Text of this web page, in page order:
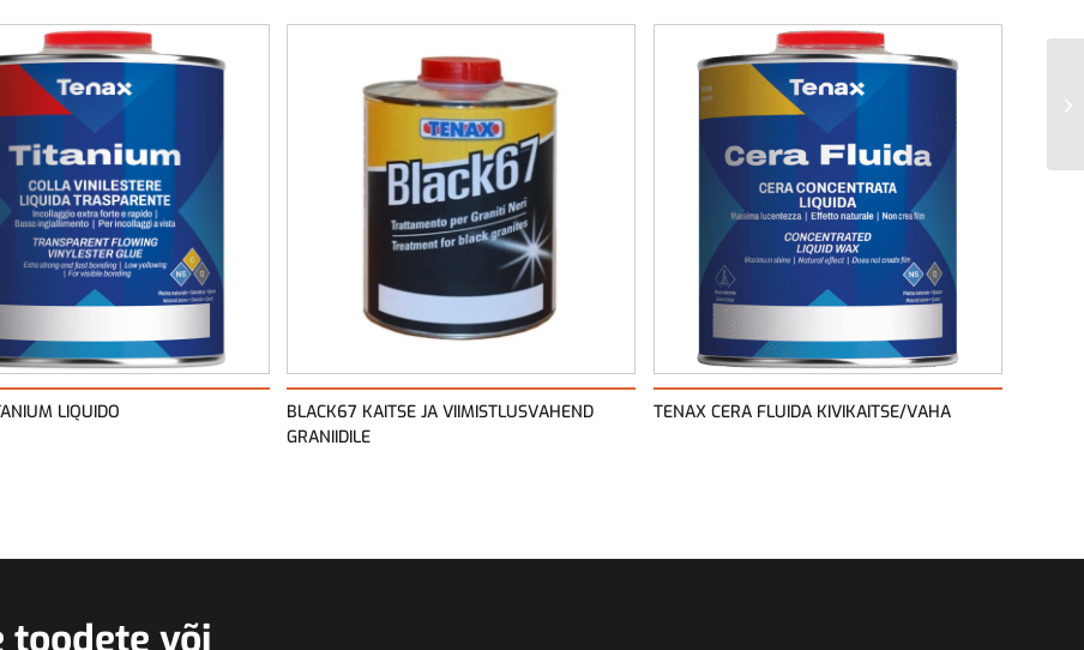
LIQUIDO
BLACK67 KAITSE JA VIIMISTLUSVAHEND
GRANIIDILE
TENAX CERA FLUIDA KIVIKAITSE/VAHA
toodete või